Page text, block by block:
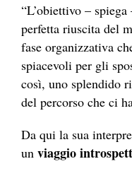
“L’obiettivo –
perfetta riuscita del
fase organizzativa
spiacevoli per gli
così, uno splendido
del percorso che ci
Da qui la sua
un viaggio